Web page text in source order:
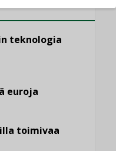
teknologia
euroja
toimivaa